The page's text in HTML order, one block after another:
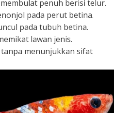
penuh berisi telur.
pada perut betina.
pada tubuh betina.
lawan jenis.
menunjukkan sifat